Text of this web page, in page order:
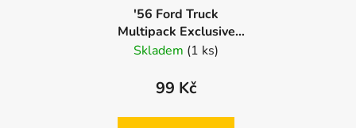
'56 Ford Truck
Multipack Exclusive
Vybaleno Oděrky
Skladem (1 ks)
99 Kč